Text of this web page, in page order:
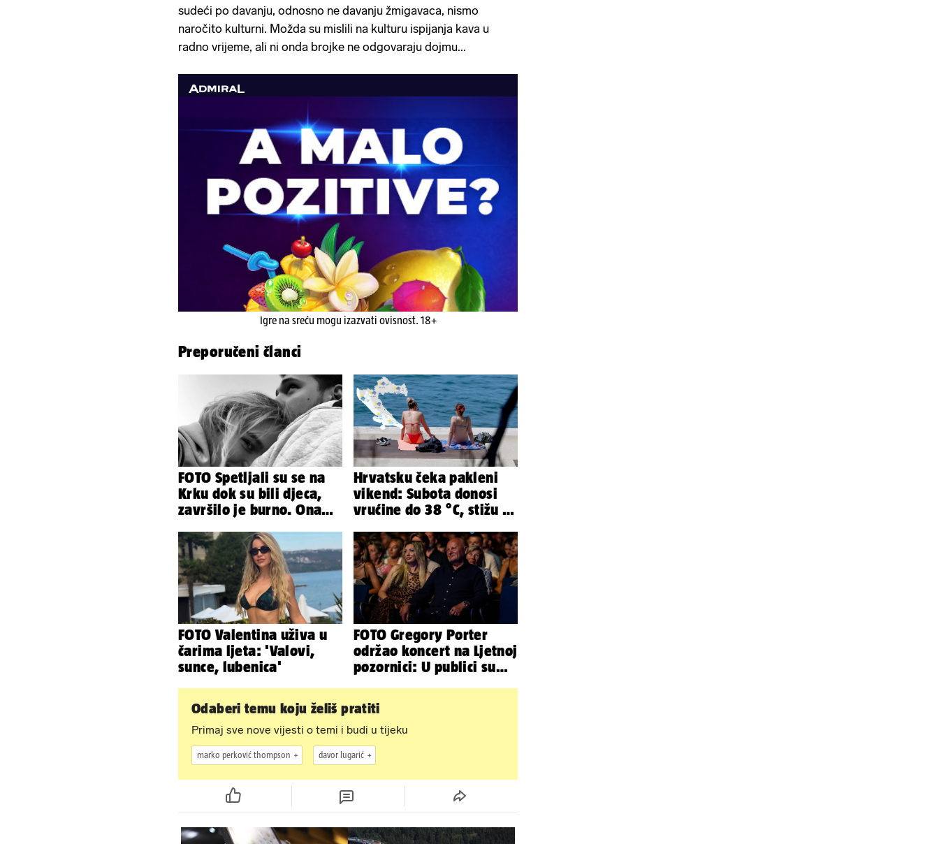
sudeći po davanju, odnosno ne davanju žmigavaca, nismo
naročito kulturni. Možda su mislili na kulturu ispijanja kava u
radno vrijeme, ali ni onda brojke ne odgovaraju dojmu...
Igre na sreću mogu izazvati ovisnost. 18+
Preporučeni članci
FOTO Spetljali su se na
Krku dok su bili djeca,
završilo je burno. Ona
Hrvatsku čeka pakleni
vikend: Subota donosi
vrućine do 38 °C, stižu i
FOTO Valentina uživa u
čarima ljeta: 'Valovi,
sunce, lubenica'
FOTO Gregory Porter
održao koncert na Ljetnoj
pozornici: U publici su
Odaberi temu koju želiš pratiti
Primaj sve nove vijesti o temi i budi u tijeku
marko perković thompson davor lugarić